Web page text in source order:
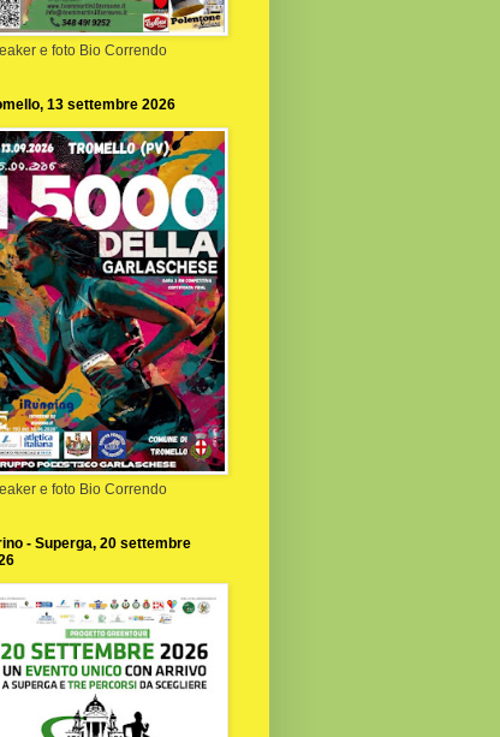
e foto Bio Correndo
13 settembre 2026
e foto Bio Correndo
- Superga, 20 settembre